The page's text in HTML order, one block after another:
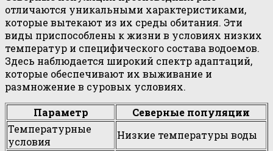
отличаются уникальными характеристиками,
которые вытекают из их среды обитания. Эти
виды приспособлены к жизни в условиях низких
температур и специфического состава водоемов.
Здесь наблюдается широкий спектр адаптаций,
которые обеспечивают их выживание и
размножение в суровых условиях.
Параметр
Северные популяции
Температурные
условия
Низкие температуры воды